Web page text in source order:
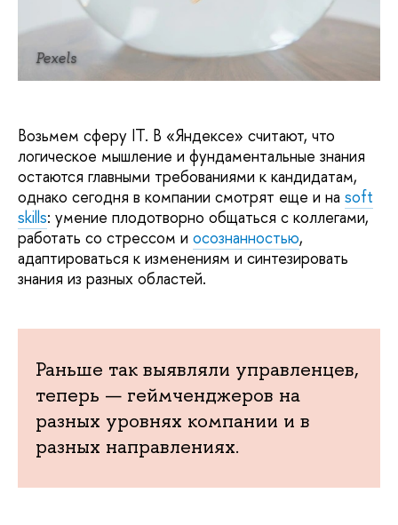
Pexels
Возьмем сферу IT. В «Яндексе» считают, что
логическое мышление и фундаментальные знания
остаются главными требованиями к кандидатам,
однако сегодня в компании смотрят еще и на soft
skills: умение плодотворно общаться с коллегами,
работать со стрессом и осознанностью,
адаптироваться к изменениям и синтезировать
знания из разных областей.
Раньше так выявляли управленцев,
теперь — геймченджеров на
разных уровнях компании и в
разных направлениях.